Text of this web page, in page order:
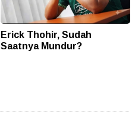
Erick Thohir, Sudah
Saatnya Mundur?